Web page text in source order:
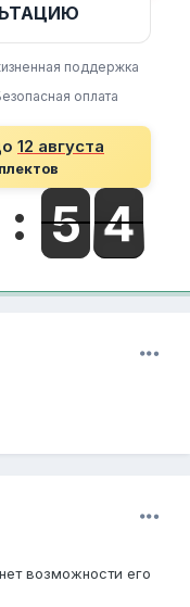
поддержка
оплата
12 августа
возможности его